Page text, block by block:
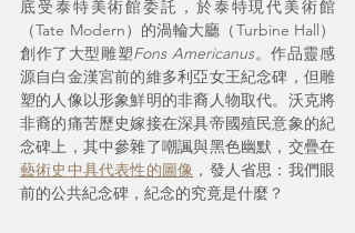
底受泰特美術館委託，於泰特現代美術館
（Tate Modern）的渦輪大廳（Turbine Hall）
創作了大型雕塑Fons Americanus。作品靈感
源自白金漢宮前的維多利亞女王紀念碑，但雕
塑的人像以形象鮮明的非裔人物取代。沃克將
非裔的痛苦歷史嫁接在深具帝國殖民意象的紀
念碑上，其中參雜了嘲諷與黑色幽默，交疊在
藝術史中具代表性的圖像 ，發人省思：我們眼
前的公共紀念碑，紀念的究竟是什麼？